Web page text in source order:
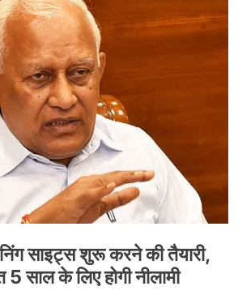
साइट्स शुरू करने की तैयारी,
साल के लिए होगी नीलामी